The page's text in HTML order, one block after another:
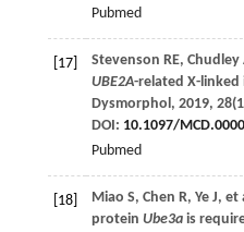
Pubmed
[17] Stevenson RE, Chudley
UBE2A-related X-
Dysmorphol, 2019, 28
DOI: 10.1097/
Pubmed
[18] Miao S, Chen R, Ye J, et
protein Ube3ais